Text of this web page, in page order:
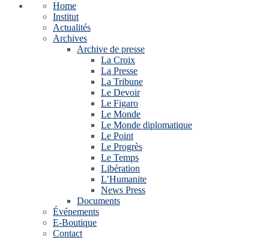
Home
Institut
Actualités
Archives
Archive de presse
La Croix
La Presse
La Tribune
Le Devoir
Le Figaro
Le Monde
Le Monde diplomatique
Le Point
Le Progrès
Le Temps
Libération
L’Humanite
News Press
Documents
Événements
E-Boutique
Contact